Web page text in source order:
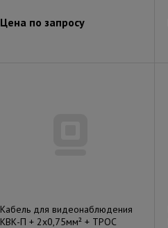
Цена по запросу
Кабель для видеонаблюдения
КВК-П + 2х0,75мм² + ТРОС